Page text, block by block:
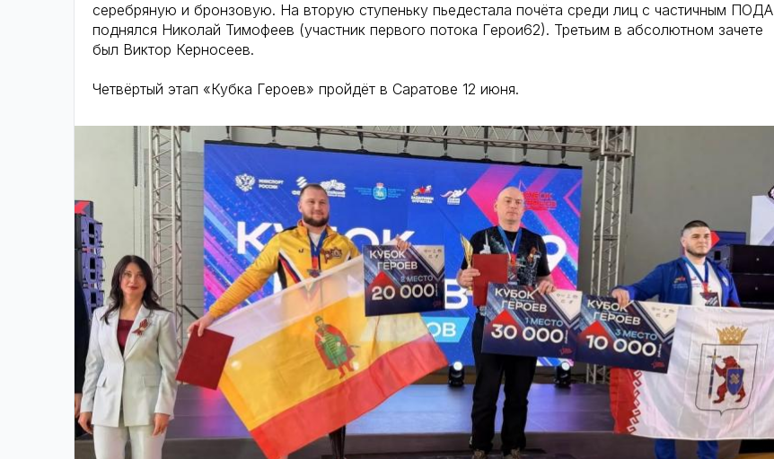
серебряную и бронзовую. На вторую ступеньку пьедестала почёта среди лиц с частичным ПОДА
поднялся Николай Тимофеев (участник первого потока Герои62). Третьим в абсолютном зачете
был Виктор Керносеев.
Четвёртый этап «Кубка Героев» пройдёт в Саратове 12 июня.